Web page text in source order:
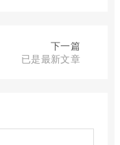
下一篇
已是最新文章